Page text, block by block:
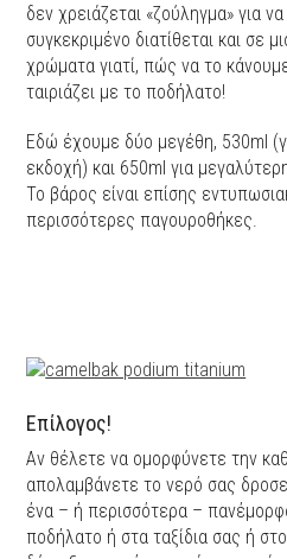
δεν χρειάζεται «ζούληγμα» για
συγκεκριμένο διατίθεται και σε
χρώματα γιατί, πώς να το
ταιριάζει με το ποδήλατο!
Εδώ έχουμε δύο μεγέθη, 530ml
εκδοχή) και 650ml για
Το βάρος είναι επίσης
περισσότερες παγουροθήκες.
Επίλογος!
Αν θέλετε να ομορφύνετε την
απολαμβάνετε το νερό σας
ένα – ή περισσότερα –
ποδήλατο ή στα ταξίδια σας ή